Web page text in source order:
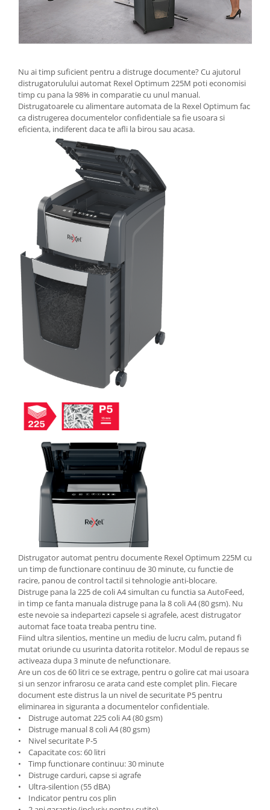
Camasi
Pantaloni
Pantaloni cu pieptar
Impermeabile
Veste
Reflectorizante
Incaltaminte
Incaltaminte de lucru si protectie
Incaltaminte de oras si munte
Echipamente medicale
Manusi de protectie
Accesorii pentru protectia capului
Casti de protectie
Antifoane
Ochelari de protectie si viziere
Masti de protectie respiratorie
Sepci, caciuli si esarfe
Pachete promotionale
Accesorii pentru protectia muncii
Sosete de lucru
Branturi
Diverse accesorii
Copii - tricouri si hanorace
Comunicare si prezentare
Flipchart-uri
Ecrane Interactive
Sisteme de afisare
Ecrane de proiectie
Accesorii prezentare
Table magnetice (whiteboard-uri)
Electronice si accesorii tech
Gadgeturi mobile
Securitate digitala
Adaptoare de calatorie
Baterii si acumulatori
Cabluri si conectivitate
Incarcatoare wireless
Incarcatoare cu fir si auto
Ceasuri smart - Smartwatch
Baterii externe - Powerbanks
Accesorii localizare (FindMy)
Cartuse, tonere, consumabile PC
Standuri PC si suporturi
ergonomice
Nu ai timp suficient pentru a distruge documente? Cu ajutorul
distrugatorulului automat Rexel Optimum 225M poti economisi
timp cu pana la 98% in comparatie cu unul manual.
Distrugatoarele cu alimentare automata de la Rexel Optimum fac
ca distrugerea documentelor confidentiale sa fie usoara si
eficienta, indiferent daca te afli la birou sau acasa.
Distrugator automat pentru documente Rexel Optimum 225M cu
un timp de functionare continuu de 30 minute, cu functie de
racire, panou de control tactil si tehnologie anti-blocare.
Distruge pana la 225 de coli A4 simultan cu functia sa AutoFeed,
in timp ce fanta manuala distruge pana la 8 coli A4 (80 gsm). Nu
este nevoie sa indepartezi capsele si agrafele, acest distrugator
automat face toata treaba pentru tine.
Fiind ultra silentios, mentine un mediu de lucru calm, putand fi
mutat oriunde cu usurinta datorita rotitelor. Modul de repaus se
activeaza dupa 3 minute de nefunctionare.
Are un cos de 60 litri ce se extrage, pentru o golire cat mai usoara
si un senzor infrarosu ce arata cand este complet plin. Fiecare
document este distrus la un nivel de securitate P5 pentru
eliminarea in siguranta a documentelor confidentiale.
• Distruge automat 225 coli A4 (80 gsm)
• Distruge manual 8 coli A4 (80 gsm)
• Nivel securitate P-5
• Capacitate cos: 60 litri
• Timp functionare continuu: 30 minute
• Distruge carduri, capse si agrafe
• Ultra-silention (55 dBA)
• Indicator pentru cos plin